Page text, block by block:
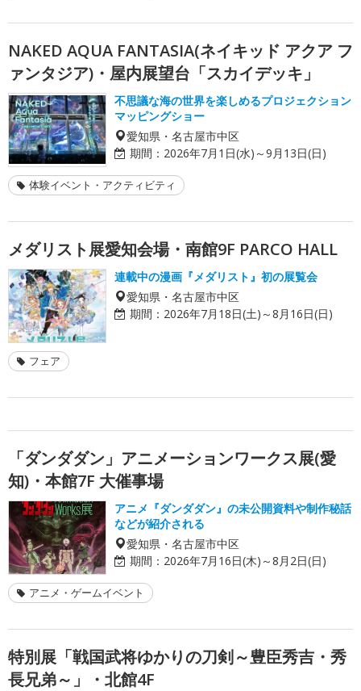
NAKED AQUA FANTASIA(ネイキッド アクア フ
ァンタジア)・屋内展望台「スカイデッキ」
不思議な海の世界を楽しめるプロジェクション
マッピングショー
愛知県・名古屋市中区
期間： 2026年7月1日(水)～9月13日(日)
体験イベント・アクティビティ
メダリスト展愛知会場・南館9F PARCO HALL
連載中の漫画『メダリスト』初の展覧会
愛知県・名古屋市中区
期間： 2026年7月18日(土)～8月16日(日)
フェア
「ダンダダン」アニメーションワークス展(愛
知)・本館7F 大催事場
アニメ『ダンダダン』の未公開資料や制作秘話
などが紹介される
愛知県・名古屋市中区
期間： 2026年7月16日(木)～8月2日(日)
アニメ・ゲームイベント
特別展「戦国武将ゆかりの刀剣～豊臣秀吉・秀
長兄弟～」・北館4F